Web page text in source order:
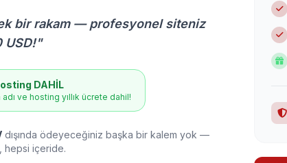
bir rakam — profesyonel siteniz
USD!"
DAHİL
ve hosting yıllık ücrete dahil!
dışında ödeyeceğiniz başka bir kalem yok —
hepsi içeride.